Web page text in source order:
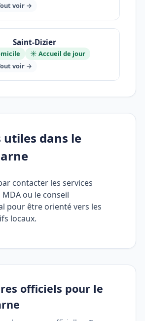
voir →
Saint-Dizier
☀️ Accueil de jour
voir →
utiles dans le
contacter les services
ou le conseil
pour être orienté vers les
locaux.
officiels pour le